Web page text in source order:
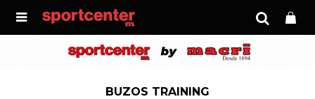

BUZOS TRAINING